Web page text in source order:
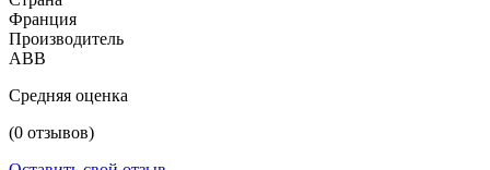
Франция
Производитель
ABB
Средняя оценка
(0 отзывов)